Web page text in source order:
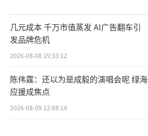
几元成本 千万市值蒸发 AI广告翻车引
发品牌危机
2026-08-08 19:33:12
陈伟霆：还以为是成毅的演唱会呢 绿海
应援成焦点
2026-08-09 12:08:14